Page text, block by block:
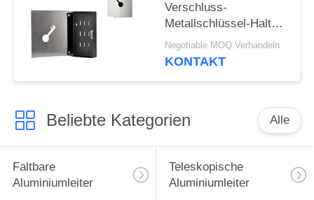
Verschluss-
Metallschlüssel-Halter-
Kasten mit
Magnet-/Metallprodukt-
Negotiable MOQ:Verhandeln
KONTAKT
Beliebte Kategorien Alle
Faltbare
Aluminiumleiter
Teleskopische
Aluminiumleiter